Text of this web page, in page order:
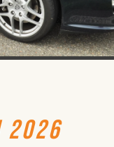
2026